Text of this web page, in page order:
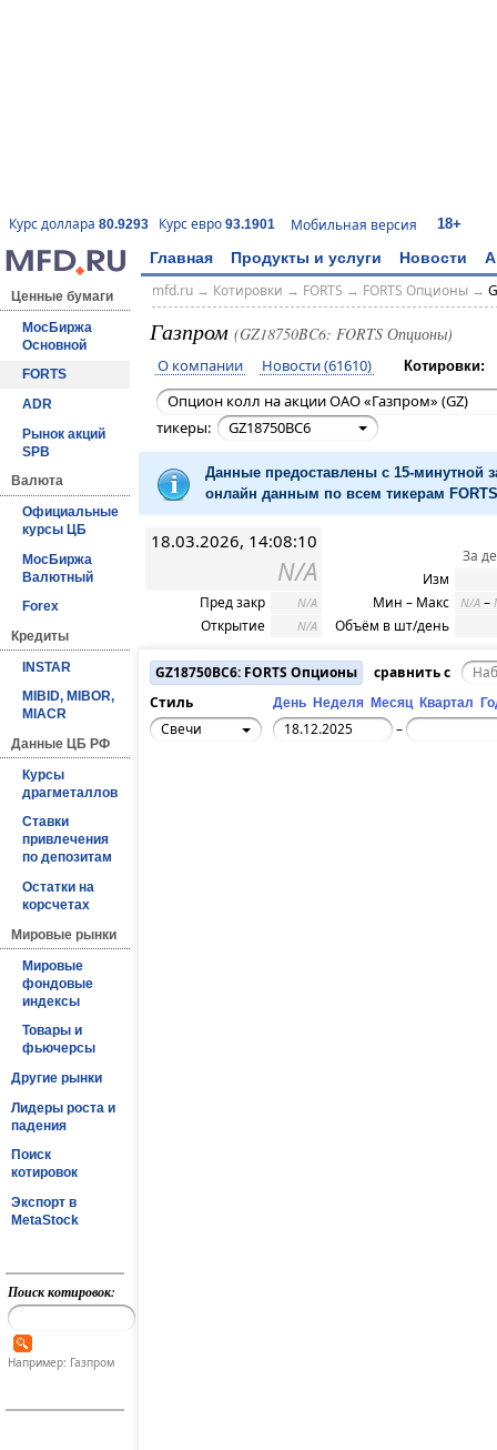
Курс доллара 80.9293 Курс евро 93.1901 Мобильная версия 18+
Главная Продукты и услуги Новости
Ценные бумаги
МосБиржа
Основной
FORTS
ADR
Рынок акций
SPB
Валюта
Официальные
курсы ЦБ
МосБиржа
Валютный
Forex
Кредиты
INSTAR
MIBID, MIBOR,
MIACR
Данные ЦБ РФ
Курсы
драгметаллов
Ставки
привлечения
по депозитам
Остатки на
корсчетах
Мировые рынки
Мировые
фондовые
индексы
Товары и
фьючерсы
Другие рынки
Лидеры роста и
падения
Поиск
котировок
Экспорт в
MetaStock
Поиск котировок:
Например: Газпром
mfd.ru→ Котировки → FORTS → FORTS Опционы→
Газпром (GZ18750BC6: FORTS Опционы)
О компании Новости (61610) Котировки:
Опцион колл на акции ОАО «Газпром» (GZ)
тикеры:
GZ18750BC6
Данные предоставлены с 15-минутной
онлайн данным по всем тикерам
18.03.2026, 14:08:10
N/A
Пред закр N/A
Открытие N/A
За
Изм
Мин – Макс
N/A –
Объём в шт/день
GZ18750BC6: FORTS Опционы
сравнить с
Стиль
День Неделя Месяц Квартал
Свечи –